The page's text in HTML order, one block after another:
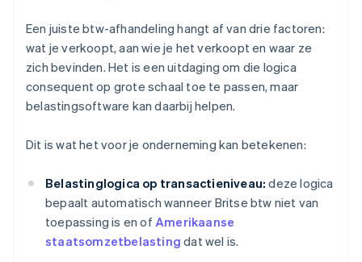
Een juiste btw-afhandeling hangt af van drie factoren:
wat je verkoopt, aan wie je het verkoopt en waar ze
zich bevinden. Het is een uitdaging om die logica
consequent op grote schaal toe te passen, maar
belastingsoftware kan daarbij helpen.
Dit is wat het voor je onderneming kan betekenen:
Belastinglogica op transactieniveau: deze logica
bepaalt automatisch wanneer Britse btw niet van
toepassing is en of Amerikaanse
staatsomzetbelasting dat wel is.